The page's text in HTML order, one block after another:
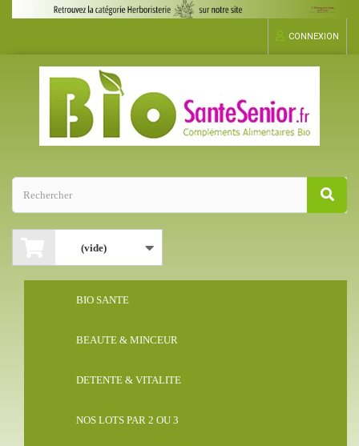
CONNEXION
(vide)
BIO SANTE
BEAUTE & MINCEUR
DETENTE & VITALITE
NOS LOTS PAR 2 OU 3